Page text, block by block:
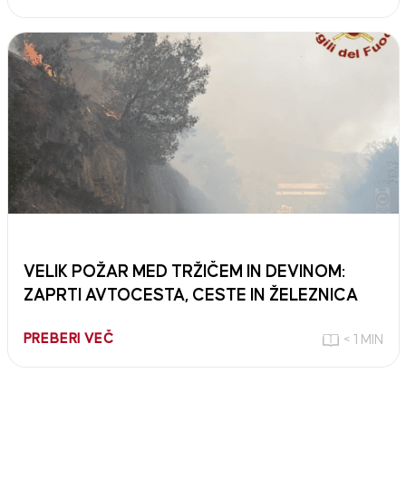
VELIK POŽAR MED TRŽIČEM IN DEVINOM:
ZAPRTI AVTOCESTA, CESTE IN ŽELEZNICA
PREBERI VEČ < 1 MIN